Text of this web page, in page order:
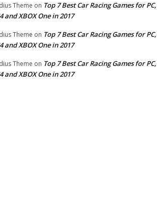
Theme on Top 7 Best Car Racing Games for PC,
and XBOX One in 2017
Theme on Top 7 Best Car Racing Games for PC,
and XBOX One in 2017
Theme on Top 7 Best Car Racing Games for PC,
and XBOX One in 2017